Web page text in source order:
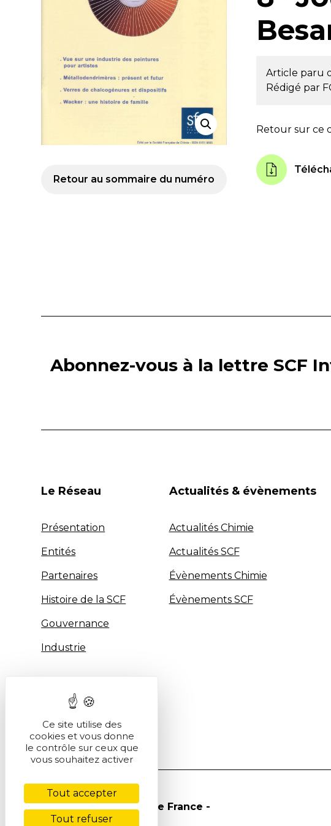
Retour au sommaire du numéro
Article paru
Rédigé par
Retour sur ce
Abonnez-vous à la lettre SCF
Le Réseau
Présentation
Entités
Partenaires
Histoire de la SCF
Gouvernance
Industrie
Actualités & évènements
Actualités Chimie
Actualités SCF
Évènements Chimie
Évènements SCF
© Société Chimique de France -
Ce site utilise des
cookies et vous donne
le contrôle sur ceux que
vous souhaitez activer
Tout accepter
Tout refuser